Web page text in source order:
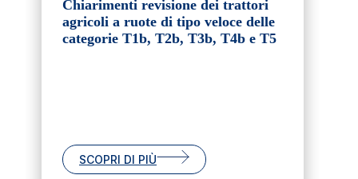
Chiarimenti revisione dei trattori
agricoli a ruote di tipo veloce delle
categorie T1b, T2b, T3b, T4b e T5
SCOPRI DI PIÙ